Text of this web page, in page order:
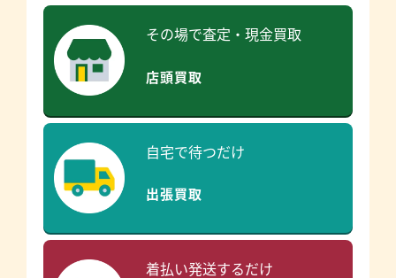
その場で査定・現金買取
店頭買取
自宅で待つだけ
出張買取
着払い発送するだけ